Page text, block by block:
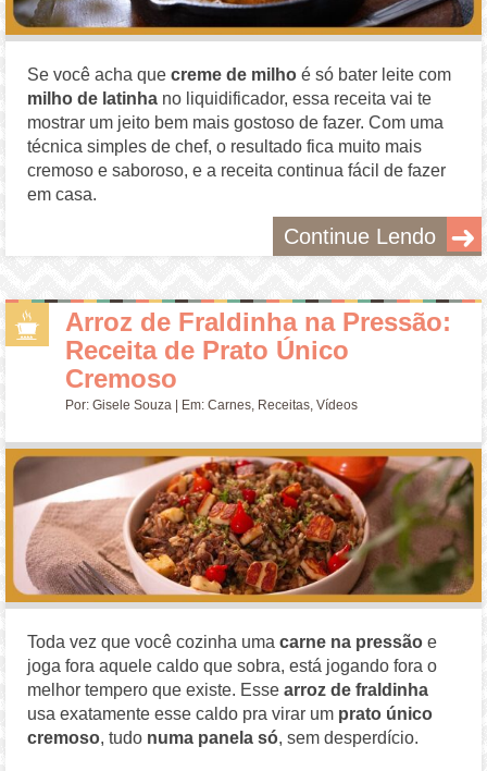
Se você acha quecreme de milho é só bater leite com
milho de latinha no liquidificador, essa receita vai te
mostrar um jeito bem mais gostoso de fazer. Com uma
técnica simples de chef, o resultado fica muito mais
cremoso e saboroso, e a receita continua fácil de fazer
em casa.
Continue Lendo
Arroz de Fraldinha na Pressão:
Receita de Prato Único
Cremoso
Por:Gisele Souza | Em:Carnes, Receitas,Vídeos
Toda vez que você cozinha umacarne na pressão e
joga fora aquele caldo que sobra, está jogando fora o
melhor tempero que existe. Essearroz de fraldinha
usa exatamente esse caldo pra virar um prato único
cremoso, tudo numa panela só, sem desperdício.